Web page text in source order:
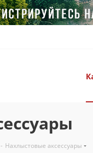
- Нахлыстовые аксессуары